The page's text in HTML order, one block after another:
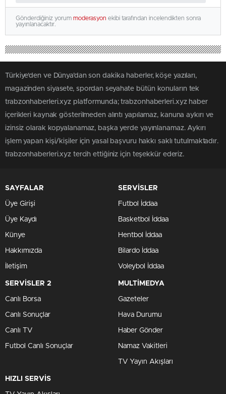
Gönderdiğiniz yorum moderasyon ekibi tarafından incelendikten sonra
yayınlanacaktır.
Türkiye'den ve Dünya’dan son dakika haberler, köşe yazıları,
magazinden siyasete, spordan seyahate bütün konuların tek
trabzonhaberleri.xyz platformunda; trabzonhaberleri.xyz haber
içerikleri kaynak gösterilmeden alıntı yapılamaz, kanuna aykırı ve
izinsiz olarak kopyalanamaz, başka yerde yayınlanamaz. Aykırı
işlem yapan kişi/kişiler için yasal başvuru hakkı saklı tutulmaktadır.
trabzonhaberleri.xyz tercih ettiğiniz için teşekkür ederiz.
SAYFALAR
Üye Girişi
Üye Kaydı
Künye
Hakkımızda
İletişim
SERVİSLER
Futbol İddaa
Basketbol İddaa
Hentbol İddaa
Bilardo İddaa
Voleybol İddaa
SERVİSLER 2
Canlı Borsa
Canlı Sonuçlar
Canlı TV
Futbol Canlı Sonuçlar
MULTİMEDYA
Gazeteler
Hava Durumu
Haber Gönder
Namaz Vakitleri
TV Yayın Akışları
HIZLI SERVİS